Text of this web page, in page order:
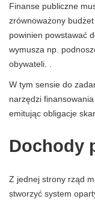
Finanse publiczne
zrównoważony
powinien powstawać
wymusza np.
obywateli. .
W tym sensie do
narzędzi
emitując obligacje
Dochody
Z jednej strony rząd
stworzyć system